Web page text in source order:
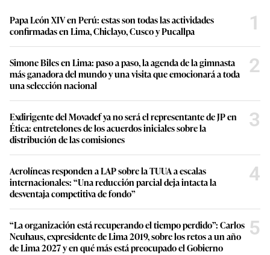
Papa León XIV en Perú: estas son todas las actividades
confirmadas en Lima, Chiclayo, Cusco y Pucallpa
1
Simone Biles en Lima: paso a paso, la agenda de la gimnasta
más ganadora del mundo y una visita que emocionará a toda
una selección nacional
2
Exdirigente del Movadef ya no será el representante de JP en
Ética: entretelones de los acuerdos iniciales sobre la
distribución de las comisiones
3
Aerolíneas responden a LAP sobre la TUUA a escalas
internacionales: “Una reducción parcial deja intacta la
desventaja competitiva de fondo”
4
“La organización está recuperando el tiempo perdido”: Carlos
Neuhaus, expresidente de Lima 2019, sobre los retos a un año
de Lima 2027 y en qué más está preocupado el Gobierno
5